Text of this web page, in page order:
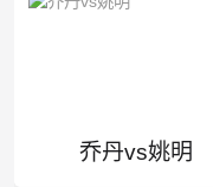
乔丹vs姚明